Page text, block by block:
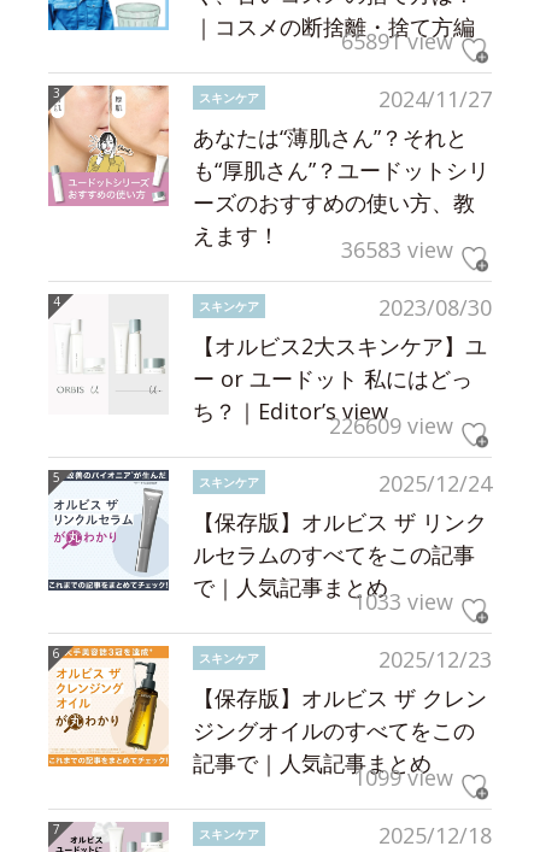
｜コスメの断捨離・捨て方編
65891 view
2024/11/27
スキンケア
あなたは“薄肌さん”？それと
も“厚肌さん”？ユードットシリ
ーズのおすすめの使い方、教
えます！
36583 view
2023/08/30
スキンケア
【オルビス2大スキンケア】ユ
ー or ユードット 私にはどっ
ち？｜Editor’s view226609 view
2025/12/24
スキンケア
【保存版】オルビス ザ リンク
ルセラムのすべてをこの記事
で｜人気記事まとめ1033 view
2025/12/23
スキンケア
【保存版】オルビス ザ クレン
ジングオイルのすべてをこの
記事で｜人気記事まとめ
1099 view
2025/12/18
スキンケア